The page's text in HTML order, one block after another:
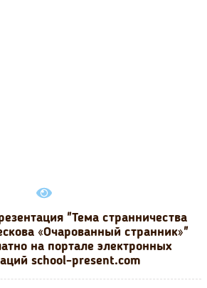
"Тема странничества
«Очарованный странник»"
на портале электронных
school-present.com